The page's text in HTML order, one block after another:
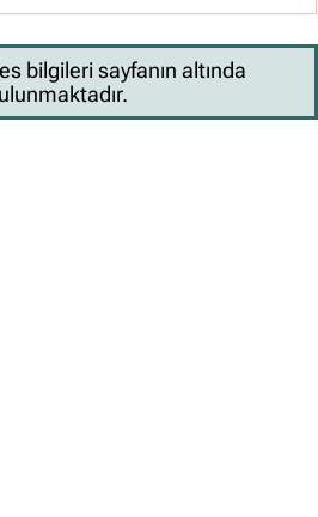
bilgileri sayfanın altında